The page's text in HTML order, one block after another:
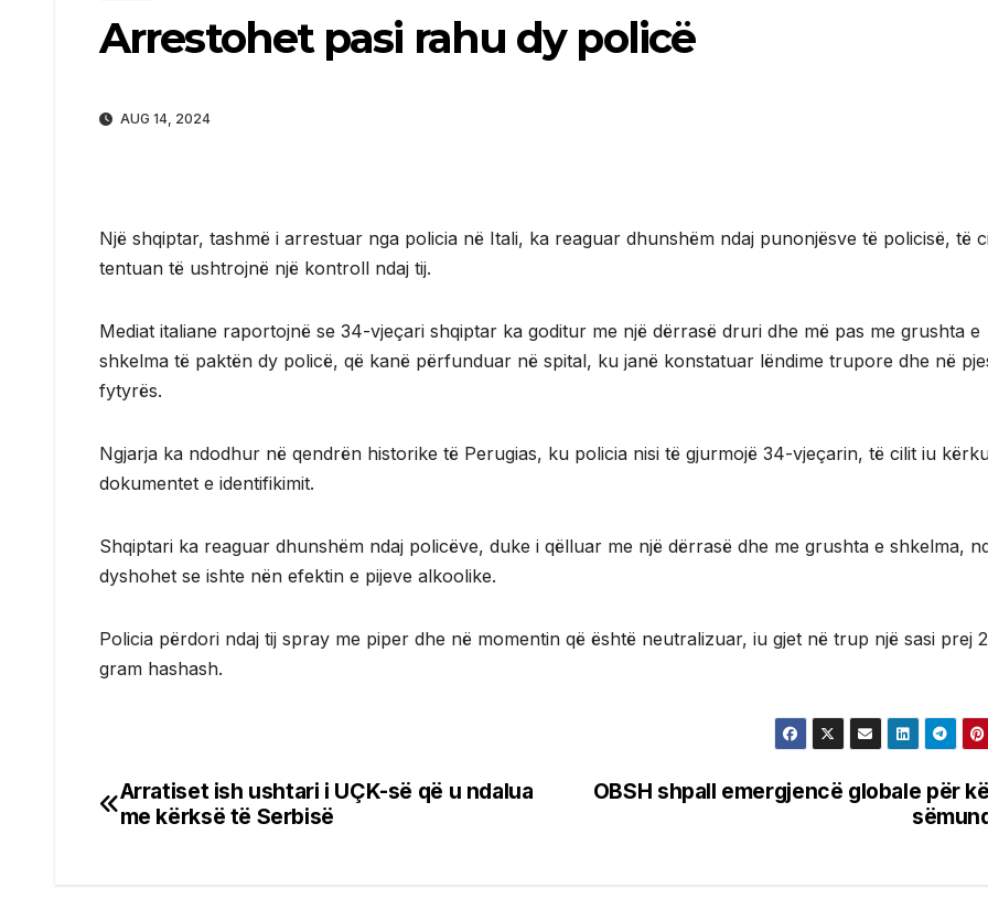
Arrestohet pasi rahu dy policë
AUG 14, 2024
Një shqiptar, tashmë i arrestuar nga policia në Itali, ka reaguar dhunshëm ndaj punonjësve të policisë, të
tentuan të ushtrojnë një kontroll ndaj tij.
Mediat italiane raportojnë se 34-vjeçari shqiptar ka goditur me një dërrasë druri dhe më pas me grushta e
shkelma të paktën dy policë, që kanë përfunduar në spital, ku janë konstatuar lëndime trupore dhe në
fytyrës.
Ngjarja ka ndodhur në qendrën historike të Perugias, ku policia nisi të gjurmojë 34-vjeçarin, të cilit iu
dokumentet e identifikimit.
Shqiptari ka reaguar dhunshëm ndaj policëve, duke i qëlluar me një dërrasë dhe me grushta e shkelma,
dyshohet se ishte nën efektin e pijeve alkoolike.
Policia përdori ndaj tij spray me piper dhe në momentin që është neutralizuar, iu gjet në trup një sasi prej
gram hashash.
Post
OBSH shpall emergjencë globale për
Arratiset ish ushtari i UÇK-së që u ndalua
me kërksë të Serbisë